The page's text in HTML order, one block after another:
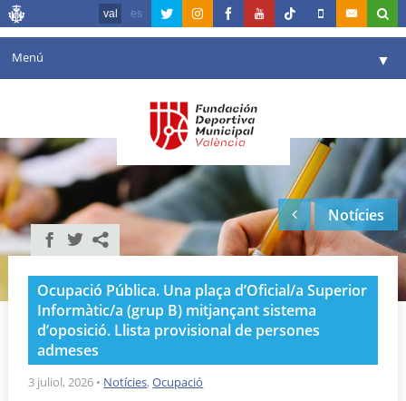
val es
Menú ▼
Agenda
Instal·lacions ▼
Comunicació ▼
València en esport
Portal de Transparència
Reserves
Notícies
Ocupació Pública. Una plaça d’Oficial/a Superior
Informàtic/a (grup B) mitjançant sistema
d’oposició. Llista provisional de persones
admeses
3 juliol, 2026 • Notícies,Ocupació